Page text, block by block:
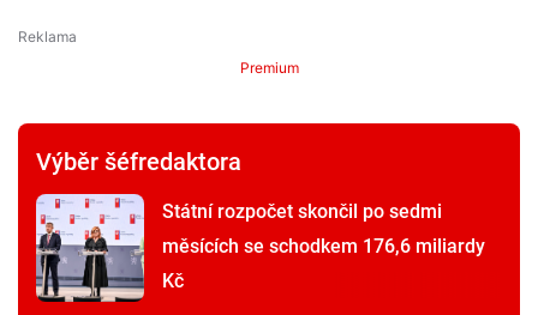
Premium
Výběr šéfredaktora
Státní rozpočet skončil po sedmi
měsících se schodkem 176,6 miliardy
Kč